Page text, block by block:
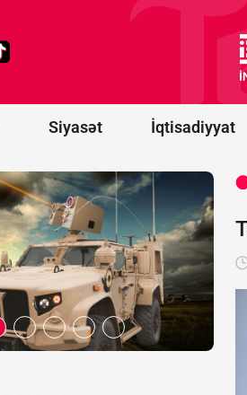
Siyasət İqtisadiyyat